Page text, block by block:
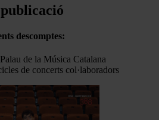
descomptes:
de la Música Catalana
de concerts col·laboradors